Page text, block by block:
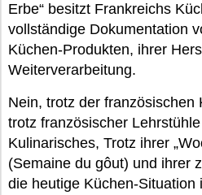
Erbe“ besitzt Frankreichs
vollständige Dokumentation
Küchen-Produkten, ihrer
Weiterverarbeitung.
Nein, trotz der französischen
trotz französischer
Kulinarisches, Trotz ihrer
(Semaine du gôut) und ihrer
die heutige Küchen-Situation